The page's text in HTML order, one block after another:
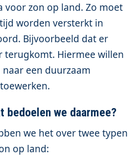
voor zon op land. Zo moet
worden versterkt in
Bijvoorbeeld dat er
terugkomt. Hiermee willen
een duurzaam
bedoelen we daarmee?
we het over twee typen
op land: